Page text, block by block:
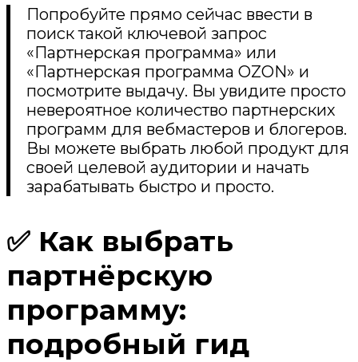
Попробуйте прямо сейчас ввести в
поиск такой ключевой запрос
«Партнерская программа» или
«Партнерская программа OZON» и
посмотрите выдачу. Вы увидите просто
невероятное количество партнерских
программ для вебмастеров и блогеров.
Вы можете выбрать любой продукт для
своей целевой аудитории и начать
зарабатывать быстро и просто.
✅ Как выбрать
партнёрскую
программу:
подробный гид